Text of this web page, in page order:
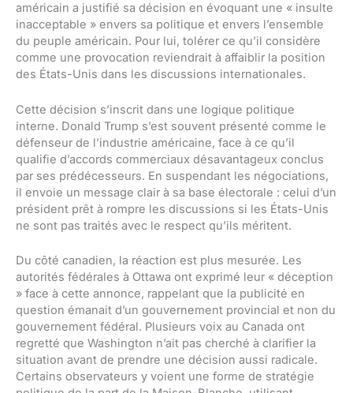
américain a justifié sa décision en évoquant une « insulte
inacceptable » envers sa politique et envers l’ensemble
du peuple américain. Pour lui, tolérer ce qu’il considère
comme une provocation reviendrait à affaiblir la position
des États-Unis dans les discussions internationales.
Cette décision s’inscrit dans une logique politique
interne. Donald Trump s’est souvent présenté comme le
défenseur de l’industrie américaine, face à ce qu’il
qualifie d’accords commerciaux désavantageux conclus
par ses prédécesseurs. En suspendant les négociations,
il envoie un message clair à sa base électorale : celui d’un
président prêt à rompre les discussions si les États-Unis
ne sont pas traités avec le respect qu’ils méritent.
Du côté canadien, la réaction est plus mesurée. Les
autorités fédérales à Ottawa ont exprimé leur « déception
» face à cette annonce, rappelant que la publicité en
question émanait d’un gouvernement provincial et non du
gouvernement fédéral. Plusieurs voix au Canada ont
regretté que Washington n’ait pas cherché à clarifier la
situation avant de prendre une décision aussi radicale.
Certains observateurs y voient une forme de stratégie